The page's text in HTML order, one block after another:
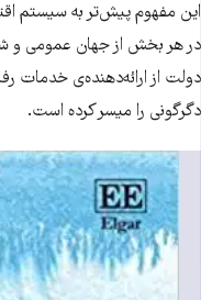
این مفهوم پیش‌تر به سیستم
در هر بخش از جهان عمومی
دولت از ارائه‌دهنده‌ی خدمات
دگرگونی را میسر کرده است.